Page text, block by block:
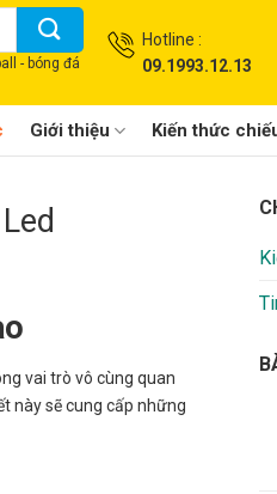
- bóng đá
Hotline :
09.1993.12.13
Giới thiệu Kiến thức
vai trò vô cùng quan
này sẽ cung cấp những